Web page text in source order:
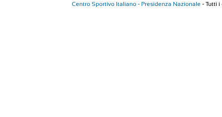
Centro Sportivo Italiano - Presidenza Nazionale - Tutti